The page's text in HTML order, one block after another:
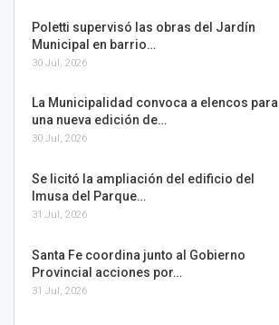
Poletti supervisó las obras del Jardín
Municipal en barrio…
30 Jul, 2026
La Municipalidad convoca a elencos para
una nueva edición de…
30 Jul, 2026
Se licitó la ampliación del edificio del
Imusa del Parque…
31 Jul, 2026
Santa Fe coordina junto al Gobierno
Provincial acciones por…
31 Jul, 2026